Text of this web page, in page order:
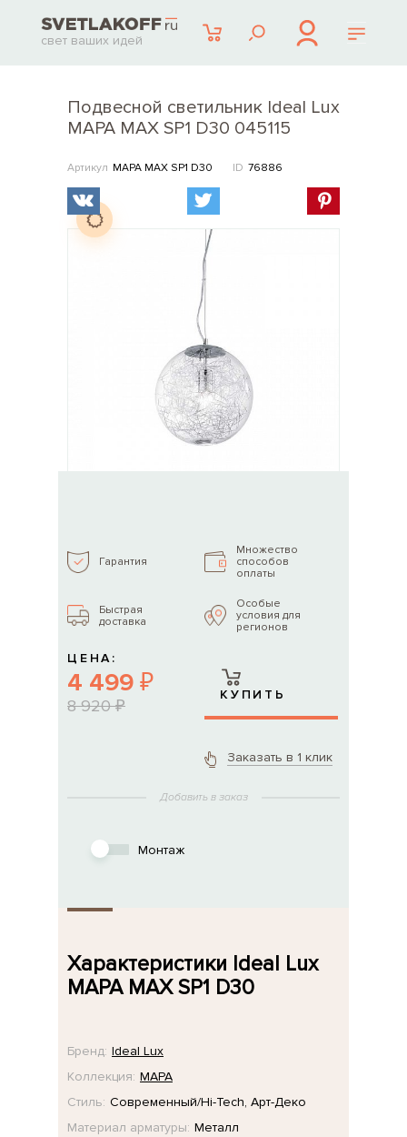
свет ваших идей
Подвесной светильник Ideal Lux
MAPA MAX SP1 D30 045115
Артикул MAPA MAX SP1 D30 ID 76886
Гарантия
Множество
способов
оплаты
Быстрая
доставка
Особые
условия для
регионов
ЦЕНА:
4 499 ₽
8 920 ₽
КУПИТЬ
Заказать в 1 клик
Добавить в заказ
Монтаж
Характеристики Ideal Lux
MAPA MAX SP1 D30
Бренд: Ideal Lux
Коллекция: MAPA
Стиль: Современный/Hi-Tech, Арт-Деко
Материал арматуры: Металл